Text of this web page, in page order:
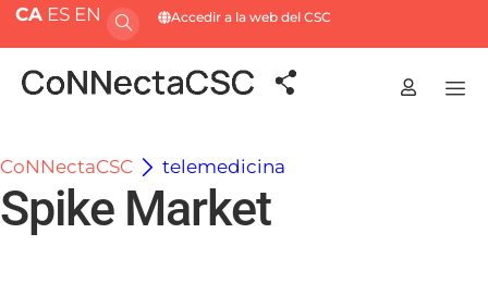
CA ES EN Accedir a la web del CSC
CoNNectaCSC telemedicina
Spike Market